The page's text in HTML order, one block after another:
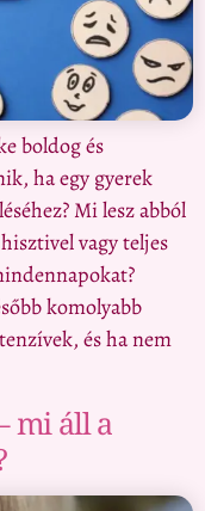
boldog és
ha egy gyerek
Mi lesz abból
vagy teljes
komolyabb
és ha nem
mi áll a